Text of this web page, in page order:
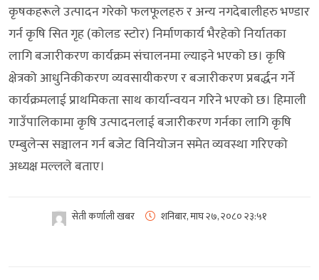
कृषकहरूले उत्पादन गरेको फलफूलहरु र अन्य नगदेबालीहरु भण्डार
गर्न कृषि सित गृह (कोलड स्टोर) निर्माणकार्य भैरहेको निर्यातका
लागि बजारीकरण कार्यक्रम संचालनमा ल्याइने भएको छ। कृषि
क्षेत्रको आधुनिकीकरण व्यवसायीकरण र बजारीकरण प्रबर्द्धन गर्ने
कार्यक्रमलाई प्राथमिकता साथ कार्यान्वयन गरिने भएको छ। हिमाली
गाउँपालिकामा कृषि उत्पादनलाई बजारीकरण गर्नका लागि कृषि
एम्बुलेन्स सञ्चालन गर्न बजेट विनियोजन समेत व्यवस्था गरिएको
अध्यक्ष मल्लले बताए।
सेती कर्णाली खबर शनिबार, माघ २७, २०८०२३:५१